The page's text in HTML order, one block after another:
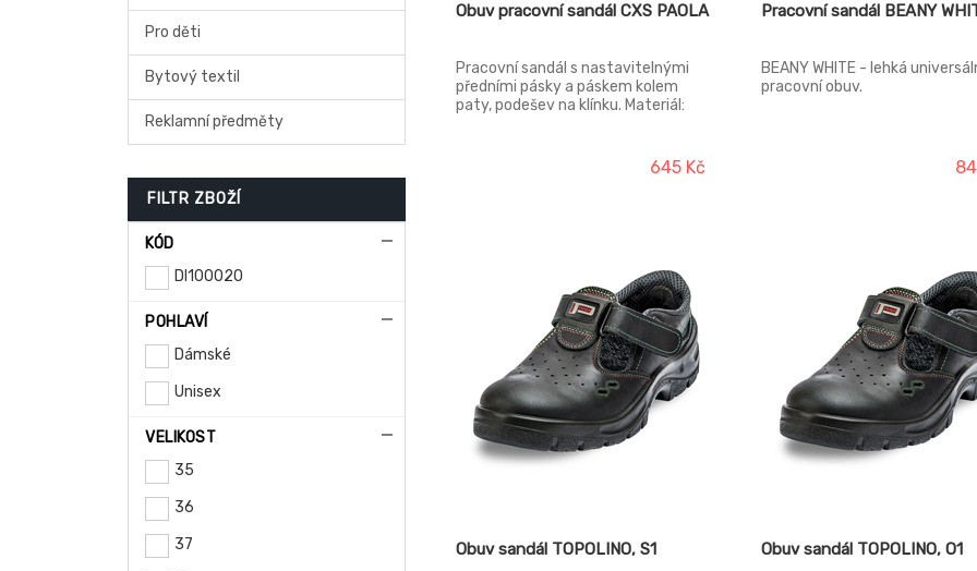
Pro děti
Bytový textil
Reklamní předměty
FILTR ZBOŽÍ
KÓD
DI100020
POHLAVÍ
Dámské
Unisex
VELIKOST
35
36
37
Obuv pracovní sandál CXS PAOLA
Pracovní sandál s nastavitelnými
předními pásky a páskem kolem
paty, podešev na klínku. Materiál:
podešev: jednohustotná PU,645 Kč
Pracovní sandál BEANY
BEANY WHITE - lehká
pracovní obuv.
Obuv sandál TOPOLINO, S1 Obuv sandál TOPOLINO, O1